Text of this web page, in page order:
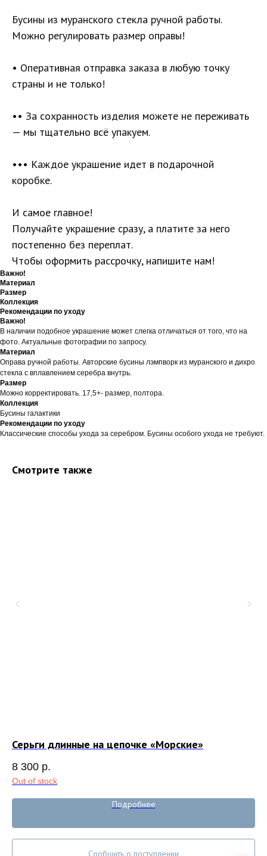
Бусины из муранского стекла ручной работы.
Можно регулировать размер оправы!
• Оперативная отправка заказа в любую точку
страны и не только!
•• За сохранность изделия можете не переживать
— мы тщательно всё упакуем.
••• Каждое украшение идет в подарочной
коробке.
И самое главное!
Получайте украшение сразу, а платите за него
постепенно без переплат.
Чтобы оформить рассрочку, напишите нам!
Важно!
Материал
Размер
Коллекция
Рекомендации по уходу
Важно!
В наличии подобное украшение может слегка отличаться от того, что на
фото. Актуальные фотографии по запросу.
Материал
Оправа ручной работы. Авторские бусины лэмпворк из муранского и дихро
стекла с вплавлением серебра внутрь.
Размер
Можно корректировать. 17,5+- размер, полтора.
Коллекция
Бусины галактики
Рекомендации по уходу
Классические способы ухода за серебром. Бусины особого ухода не требуют.
Смотрите также
Серьги длинные на цепочке «Морские»
8 300 р.
Out of stock
Подробнее
Сообщить о поступлении